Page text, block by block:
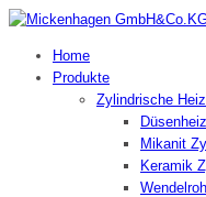
Home
Produkte
Zylindrische
Mikanit
Keramik